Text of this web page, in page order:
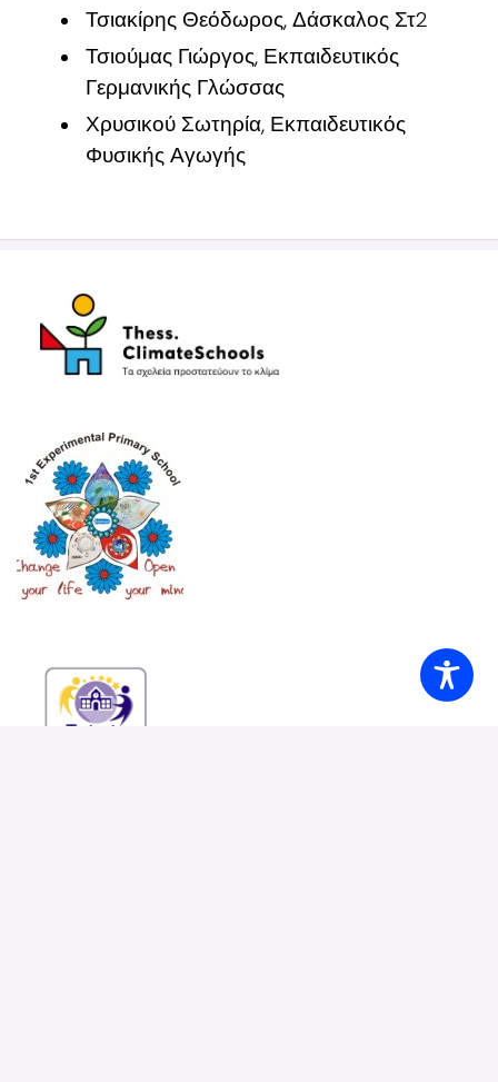
Τσιακίρης Θεόδωρος, Δάσκαλος Στ2
Τσιούμας Γιώργος, Εκπαιδευτικός
Γερμανικής Γλώσσας
Χρυσικού Σωτηρία, Εκπαιδευτικός
Φυσικής Αγωγής